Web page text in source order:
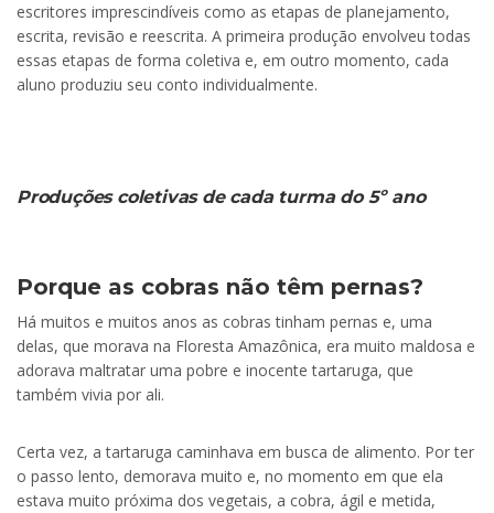
escritores imprescindíveis como as etapas de planejamento,
escrita, revisão e reescrita. A primeira produção envolveu todas
essas etapas de forma coletiva e, em outro momento, cada
aluno produziu seu conto individualmente.
Produções coletivas de cada turma do 5º ano
Porque as cobras não têm pernas?
Há muitos e muitos anos as cobras tinham pernas e, uma
delas, que morava na Floresta Amazônica, era muito maldosa e
adorava maltratar uma pobre e inocente tartaruga, que
também vivia por ali.
Certa vez, a tartaruga caminhava em busca de alimento. Por ter
o passo lento, demorava muito e, no momento em que ela
estava muito próxima dos vegetais, a cobra, ágil e metida,